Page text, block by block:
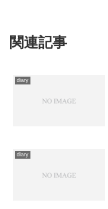
関連記事
diary
diary